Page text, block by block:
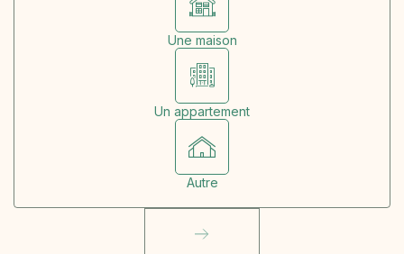
Une maison
Un appartement
Autre